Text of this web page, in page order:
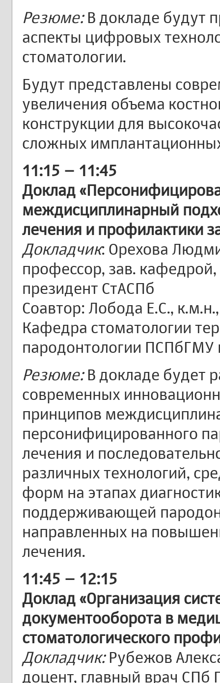
Резюме:В докладе будут
аспекты цифровых
стоматологии.
Будут представлены
увеличения объема
конструкции для
сложных
11:15 – 11:45
Доклад
междисциплинарный
лечения и профилактики
Докладчик: Орехова
профессор, зав.
президент СтАСПб
Соавтор: Лобода Е.С.,
Кафедра стоматологии
пародонтологии ПСПбГМУ
Резюме:В докладе будет
современных
принципов
персонифицированного
лечения и
различных технологий,
форм на этапах
поддерживающей
направленных на
лечения.
11:45 – 12:15
Доклад «Организация
документооборота в
стоматологического
Докладчик:Рубежов
доцент, главный врач СПб